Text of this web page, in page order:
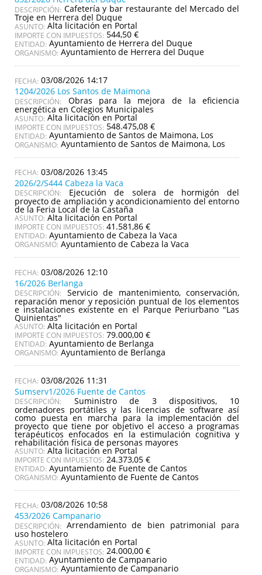
DESCRIPCIÓN: Cafetería y bar restaurante del Mercado del
Troje en Herrera del Duque
ASUNTO: Alta licitación en Portal
IMPORTE CON IMPUESTOS: 544,50 €
ENTIDAD: Ayuntamiento de Herrera del Duque
ORGANISMO: Ayuntamiento de Herrera del Duque
03/08/2026 14:17
1204/2026 Los Santos de Maimona
DESCRIPCIÓN: Obras para la mejora de la eficiencia
energética en Colegios Municipales
ASUNTO: Alta licitación en Portal
IMPORTE CON IMPUESTOS: 548.475,08 €
ENTIDAD: Ayuntamiento de Santos de Maimona, Los
ORGANISMO: Ayuntamiento de Santos de Maimona, Los
03/08/2026 13:45
2026/2/S444 Cabeza la Vaca
DESCRIPCIÓN: Ejecución de solera de hormigón del
proyecto de ampliación y acondicionamiento del entorno
de la Feria Local de la Castaña
ASUNTO: Alta licitación en Portal
IMPORTE CON IMPUESTOS: 41.581,86 €
ENTIDAD: Ayuntamiento de Cabeza la Vaca
ORGANISMO: Ayuntamiento de Cabeza la Vaca
03/08/2026 12:10
16/2026 Berlanga
DESCRIPCIÓN: Servicio de mantenimiento, conservación,
reparación menor y reposición puntual de los elementos
e instalaciones existente en el Parque Periurbano "Las
Quinientas"
ASUNTO: Alta licitación en Portal
IMPORTE CON IMPUESTOS: 79.000,00 €
ENTIDAD: Ayuntamiento de Berlanga
ORGANISMO: Ayuntamiento de Berlanga
03/08/2026 11:31
Sumserv1/2026 Fuente de Cantos
DESCRIPCIÓN: Suministro de 3 dispositivos, 10
ordenadores portátiles y las licencias de software así
como puesta en marcha para la implementación del
proyecto que tiene por objetivo el acceso a programas
terapéuticos enfocados en la estimulación cognitiva y
rehabilitación física de personas mayores
ASUNTO: Alta licitación en Portal
IMPORTE CON IMPUESTOS: 24.373,05 €
ENTIDAD: Ayuntamiento de Fuente de Cantos
ORGANISMO: Ayuntamiento de Fuente de Cantos
03/08/2026 10:58
453/2026 Campanario
DESCRIPCIÓN: Arrendamiento de bien patrimonial para
uso hostelero
ASUNTO: Alta licitación en Portal
IMPORTE CON IMPUESTOS: 24.000,00 €
ENTIDAD: Ayuntamiento de Campanario
ORGANISMO: Ayuntamiento de Campanario